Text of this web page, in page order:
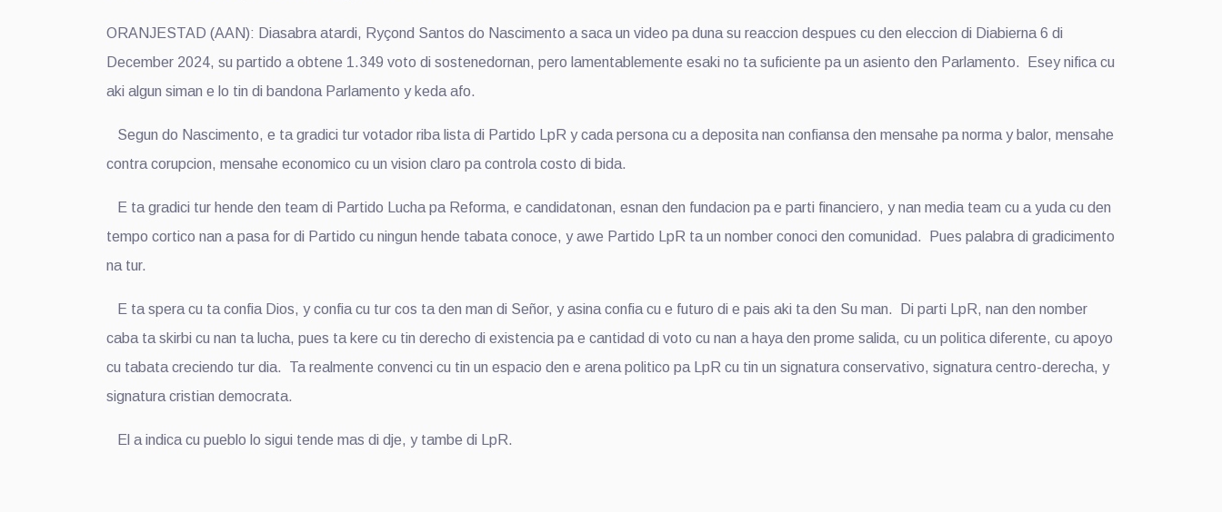
ORANJESTAD (AAN): Diasabra atardi, Ryçond Santos do Nascimento a saca un video pa duna su reaccion despues cu den eleccion di Diabierna 6 di
December 2024, su partido a obtene 1.349 voto di sostenedornan, pero lamentablemente esaki no ta suficiente pa un asiento den Parlamento. Esey nifica cu
aki algun siman e lo tin di bandona Parlamento y keda afo.
Segun do Nascimento, e ta gradici tur votador riba lista di Partido LpR y cada persona cu a deposita nan confiansa den mensahe pa norma y balor, mensahe
contra corupcion, mensahe economico cu un vision claro pa controla costo di bida.
E ta gradici tur hende den team di Partido Lucha pa Reforma, e candidatonan, esnan den fundacion pa e parti financiero, y nan media team cu a yuda cu den
tempo cortico nan a pasa for di Partido cu ningun hende tabata conoce, y awe Partido LpR ta un nomber conoci den comunidad. Pues palabra di gradicimento
na tur.
E ta spera cu ta confia Dios, y confia cu tur cos ta den man di Señor, y asina confia cu e futuro di e pais aki ta den Su man. Di parti LpR, nan den nomber
caba ta skirbi cu nan ta lucha, pues ta kere cu tin derecho di existencia pa e cantidad di voto cu nan a haya den prome salida, cu un politica diferente, cu apoyo
cu tabata creciendo tur dia. Ta realmente convenci cu tin un espacio den e arena politico pa LpR cu tin un signatura conservativo, signatura centro-derecha, y
signatura cristian democrata.
El a indica cu pueblo lo sigui tende mas di dje, y tambe di LpR.